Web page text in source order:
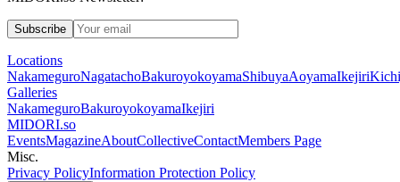
Subscribe
Locations
NakameguroNagatachoBakuroyokoyamaShibuyaAoyamaIkejiri
Galleries
NakameguroBakuroyokoyamaIkejiri
MIDORI.so
EventsMagazineAboutCollectiveContactMembers Page
Misc.
Privacy PolicyInformation Protection Policy